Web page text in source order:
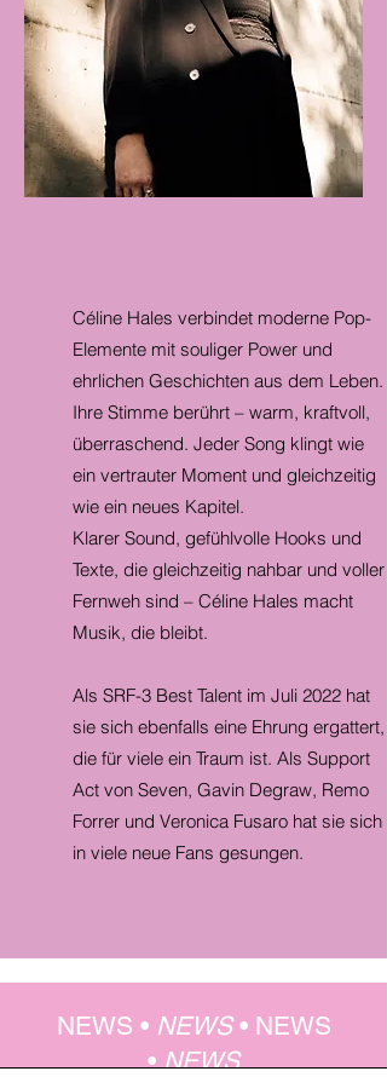
Céline Hales verbindet moderne Pop-
Elemente mit souliger Power und
ehrlichen Geschichten aus dem Leben.
Ihre Stimme berührt – warm, kraftvoll,
überraschend. Jeder Song klingt wie
ein vertrauter Moment und gleichzeitig
wie ein neues Kapitel.
Klarer Sound, gefühlvolle Hooks und
Texte, die gleichzeitig nahbar und voller
Fernweh sind – Céline Hales macht
Musik, die bleibt.
Als SRF-3 Best Talent im Juli 2022 hat
sie sich ebenfalls eine Ehrung ergattert,
die für viele ein Traum ist. Als Support
Act von Seven, Gavin Degraw, Remo
Forrer und Veronica Fusaro hat sie sich
in viele neue Fans gesungen.
NEWS • NEWS• NEWS
•NEWS